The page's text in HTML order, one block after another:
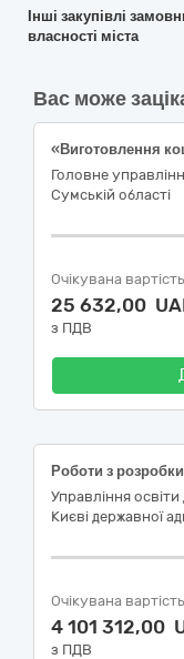
Інші закупівлі
власності міста
Вас може
Головне
Сумській області
Очікувана вартість
25 632,00
з ПДВ
Управління освіти
Києві державної
Очікувана вартість
4 101 312,00
з ПДВ